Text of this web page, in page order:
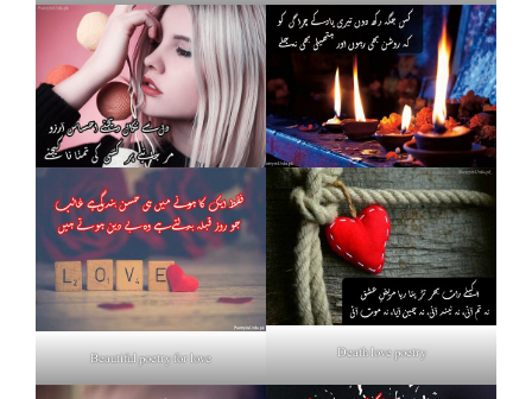
Beautiful poetry for love Death love poetry